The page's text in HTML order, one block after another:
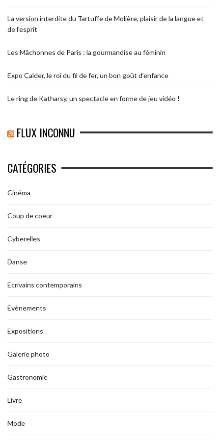
La version interdite du Tartuffe de Molière, plaisir de la langue et
de l’esprit
Les Mâchonnes de Paris : la gourmandise au féminin
Expo Calder, le roi du fil de fer, un bon goût d’enfance
Le ring de Katharsy, un spectacle en forme de jeu vidéo !
FLUX INCONNU
CATÉGORIES
Cinéma
Coup de coeur
Cyberelles
Danse
Ecrivains contemporains
Évènements
Expositions
Galerie photo
Gastronomie
Livre
Mode